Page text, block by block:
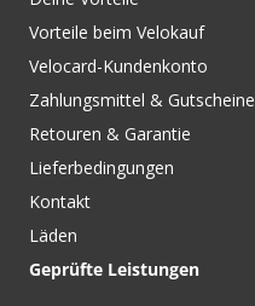
Vorteile beim Velokauf
Velocard-Kundenkonto
Zahlungsmittel & Gutscheine
Retouren & Garantie
Lieferbedingungen
Kontakt
Läden
Geprüfte Leistungen